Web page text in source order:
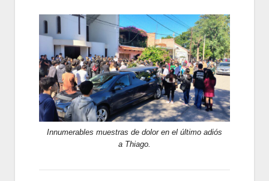
Innumerables muestras de dolor en el último adiós
a Thiago.